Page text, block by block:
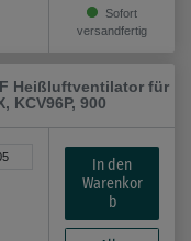
Sofort
versandfertig
Heißluftventilator für
KCV96P, 900
In den
Warenkor
b